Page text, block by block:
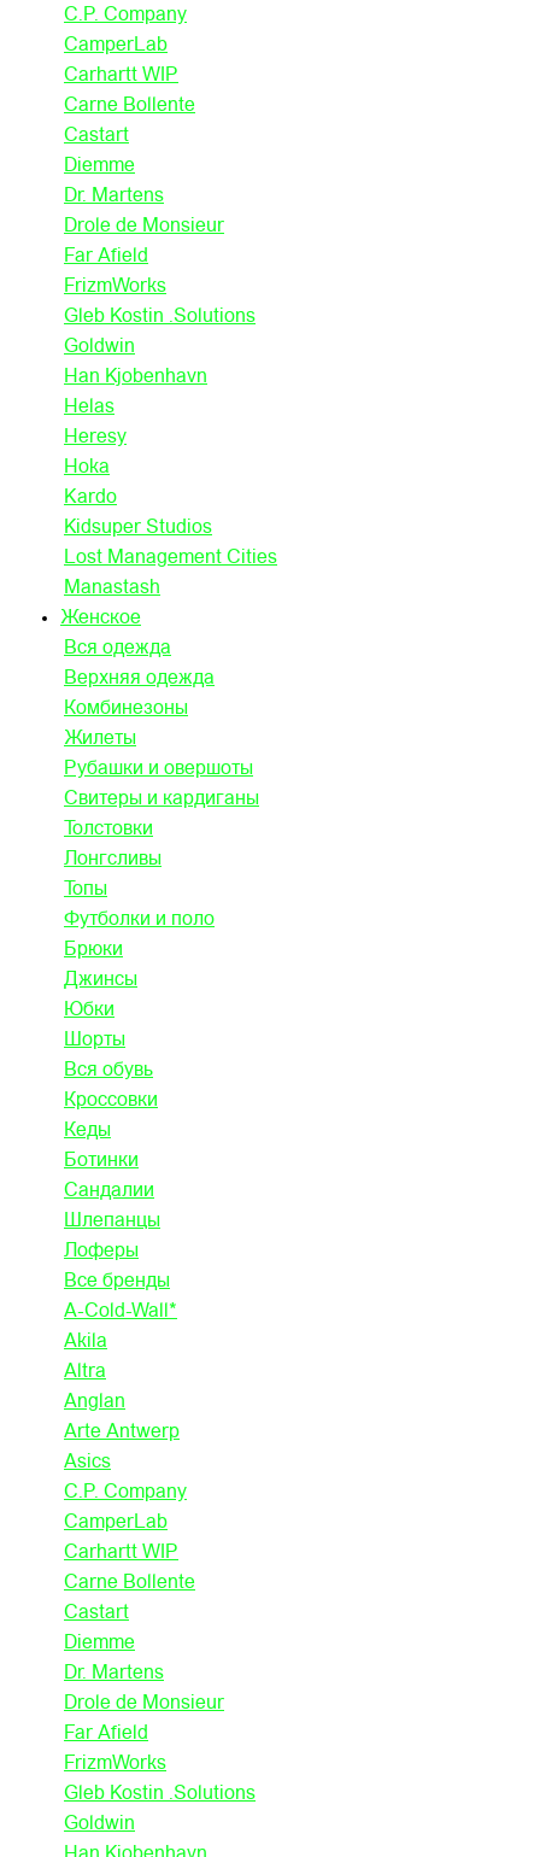
C.P. Company
CamperLab
Carhartt WIP
Carne Bollente
Castart
Diemme
Dr. Martens
Drole de Monsieur
Far Afield
FrizmWorks
Gleb Kostin .Solutions
Goldwin
Han Kjobenhavn
Helas
Heresy
Hoka
Kardo
Kidsuper Studios
Lost Management Cities
Manastash
Женское
Вся одежда
Верхняя одежда
Комбинезоны
Жилеты
Рубашки и овершоты
Свитеры и кардиганы
Толстовки
Лонгсливы
Топы
Футболки и поло
Брюки
Джинсы
Юбки
Шорты
Вся обувь
Кроссовки
Кеды
Ботинки
Сандалии
Шлепанцы
Лоферы
Все бренды
A-Cold-Wall*
Akila
Altra
Anglan
Arte Antwerp
Asics
C.P. Company
CamperLab
Carhartt WIP
Carne Bollente
Castart
Diemme
Dr. Martens
Drole de Monsieur
Far Afield
FrizmWorks
Gleb Kostin .Solutions
Goldwin